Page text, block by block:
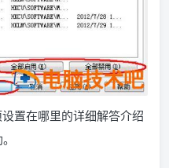
置在哪里的详细解答介绍